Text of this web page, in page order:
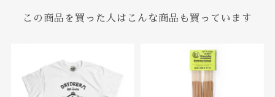
この商品を買った人はこんな商品も買っています